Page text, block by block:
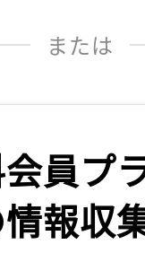
または
員プ
報収